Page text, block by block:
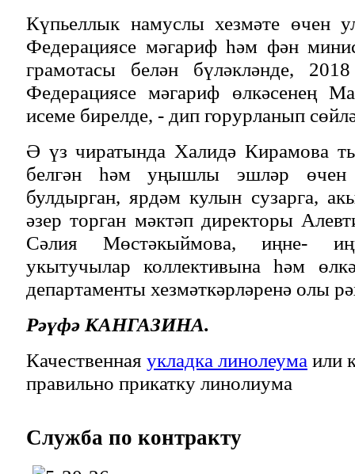
Күпьеллык намуслы хезмәте өчен
Федерациясе мәгариф һәм фән
грамотасы белән бүләкләнде,
Федерациясе мәгариф өлкәсенең
исеме бирелде, - дип горурланып
Ә үз чиратында Халидә Кирамова
белгән һәм уңышлы эшләр өчен
булдырган, ярдәм кулын сузарга,
әзер торган мәктәп директоры
Сәлия Мөстәкыймова, иңне-
укытучылар коллективына һәм
департаменты хезмәткәрләренә олы
Рәүфә КАНГАЗИНА.
Качественная укладка линолеума или
правильно прикатку линолиума
Служба по контракту